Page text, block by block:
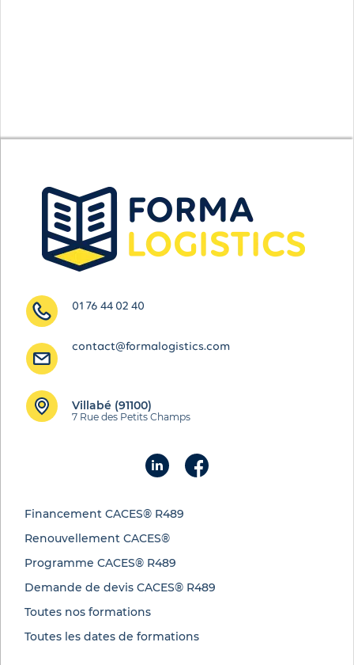
Financement CACES® R489
Renouvellement CACES®
Programme CACES® R489
Demande de devis CACES® R489
Toutes nos formations
Toutes les dates de formations
01 76 44 02 40
contact@formalogistics.com
Villabé (91100)
7 Rue des Petits Champs